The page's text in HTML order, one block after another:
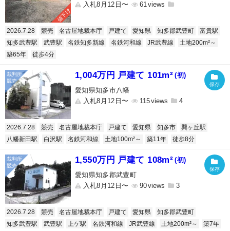
値下げ
入札8月12日〜
61
2026.7.28 競売 名古屋地裁本庁 戸建て 愛知県 知多郡武豊町
富貴駅
知多武豊駅
武豊駅 名鉄知多新線 名鉄河和線 JR武豊線
土地200m²～
築65年
徒歩4分
1,004万円 戸建て 101m² (初)
愛知県知多市八幡
入札8月12日〜
115 4
2026.7.28 競売 名古屋地裁本庁 戸建て 愛知県 知多市
巽ヶ丘駅
八幡新田駅
白沢駅 名鉄河和線 土地100m²～ 築11年 徒歩8分
1,550万円 戸建て 108m² (初)
愛知県知多郡武豊町
入札8月12日〜
90 3
2026.7.28 競売 名古屋地裁本庁 戸建て 愛知県
知多郡武豊町
知多武豊駅
武豊駅 上ゲ駅 名鉄河和線 JR武豊線 土地200m²～
築7年